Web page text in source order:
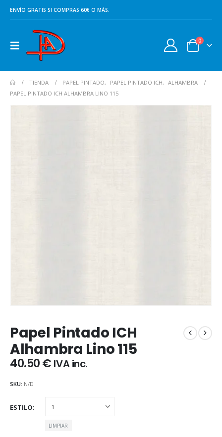
ENVÍO GRATIS SI COMPRAS 60€ O MÁS.
0
TIENDA PAPEL PINTADO, PAPEL PINTADO ICH,
ALHAMBRA
PAPEL PINTADO ICH ALHAMBRA LINO 115
Papel Pintado ICH
Alhambra Lino 115
40.50€ IVA inc.
SKU: N/D
ESTILO
LIMPIAR